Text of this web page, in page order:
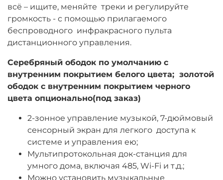
всё – ищите, меняйте треки и регулируйте
громкость - с помощью прилагаемого
беспроводного инфракрасного пульта
дистанционного управления.
Серебряный ободок по умолчанию с
внутренним покрытием белого цвета; золотой
ободок с внутренним покрытием черного
цвета опционально(под заказ)
2-зонное управление музыкой, 7-дюймовый
сенсорный экран для легкого доступа к
системе и управления ею;
Мультипротокольная док-станция для
умного дома, включая 485, Wi-Fi и т.д.;
Можно установить музыкальные